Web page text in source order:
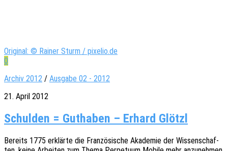
Original: © Rainer Sturm / pixelio.de
0
Archiv 2012 / Ausgabe 02 - 2012
21. April 2012
Schulden = Guthaben – Erhard Glötzl
Bereits 1775 erklär­te die Fran­zö­si­sche Akade­mie der Wissen­schaf­